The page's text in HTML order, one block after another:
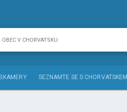
SEZNAMTE SE S CHORVATSKEM